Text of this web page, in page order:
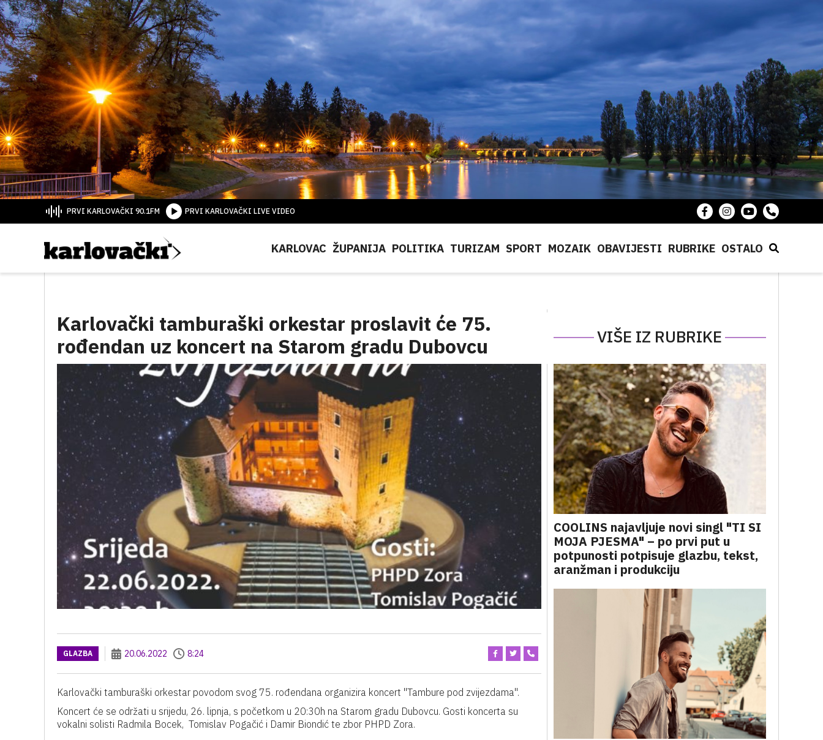
PRVI KARLOVAČKI 90.1FM PRVI KARLOVAČKI LIVE VIDEO
KARLOVAC ŽUPANIJA POLITIKA TURIZAM SPORT MOZAIK OBAVIJESTI RUBRIKE OSTALO
Karlovački tamburaški orkestar proslavit će 75.
rođendan uz koncert na Starom gradu Dubovcu
VIŠE IZ RUBRIKE
GLAZBA 20.06.2022 8:24
Karlovački tamburaški orkestar povodom svog 75. rođendana organizira koncert "Tambure pod zvijezdama".
Koncert će se održati u srijedu, 26. lipnja, s početkom u 20:30h na Starom gradu Dubovcu. Gosti koncerta su
vokalni solisti Radmila Bocek, Tomislav Pogačić i Damir Biondić te zbor PHPD Zora.
COOLINS najavljuje novi singl "TI SI
MOJA PJESMA" – po prvi put u
potpunosti potpisuje glazbu, tekst,
aranžman i produkciju